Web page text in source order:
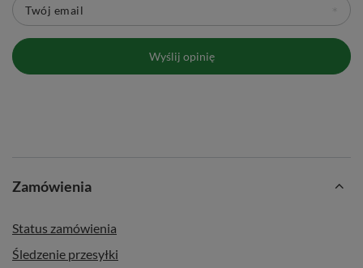
Twój email
Wyślij opinię
Zamówienia
Status zamówienia
Śledzenie przesyłki